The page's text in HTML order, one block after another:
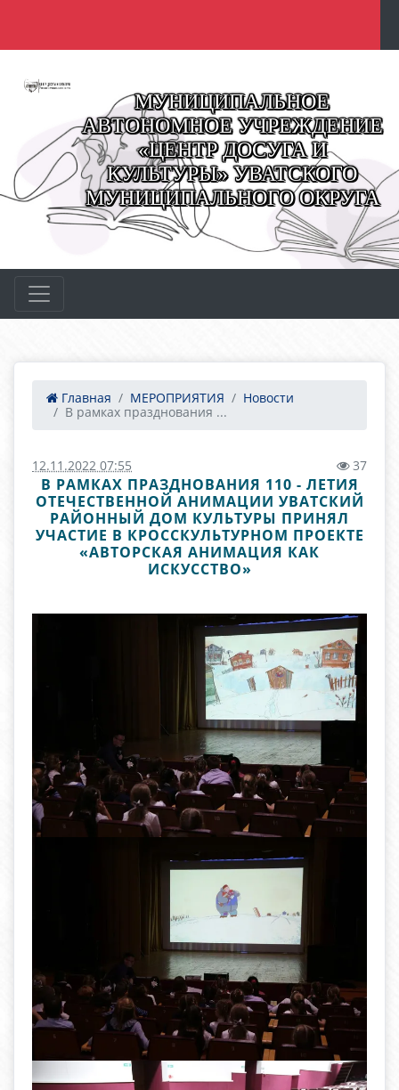
МУНИЦИПАЛЬНОЕ
АВТОНОМНОЕ УЧРЕЖДЕНИЕ
«ЦЕНТР ДОСУГА И
КУЛЬТУРЫ» УВАТСКОГО
МУНИЦИПАЛЬНОГО ОКРУГА
Главная МЕРОПРИЯТИЯ
Новости
В рамках празднования ...
12.11.2022 07:55 37
В РАМКАХ ПРАЗДНОВАНИЯ 110 - ЛЕТИЯ
ОТЕЧЕСТВЕННОЙ АНИМАЦИИ УВАТСКИЙ
РАЙОННЫЙ ДОМ КУЛЬТУРЫ ПРИНЯЛ
УЧАСТИЕ В КРОССКУЛЬТУРНОМ ПРОЕКТЕ
«АВТОРСКАЯ АНИМАЦИЯ КАК
ИСКУССТВО»